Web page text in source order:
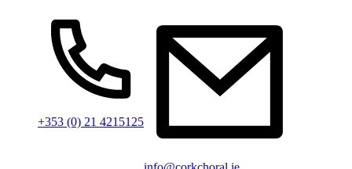
+353 (0) 21 4215125